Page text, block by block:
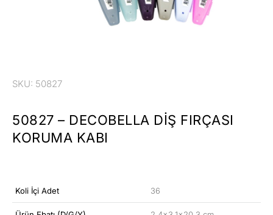
SKU: 50827
50827 – DECOBELLA DIŞ FIRÇASI
KORUMA KABI
Koli İçi Adet 36